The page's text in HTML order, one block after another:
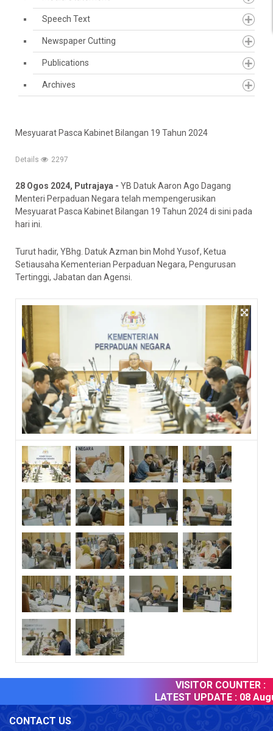
Speech Text
Newspaper Cutting
Publications
Archives
Mesyuarat Pasca Kabinet Bilangan 19 Tahun 2024
Details 2297
28 Ogos 2024, Putrajaya - YB Datuk Aaron Ago Dagang
Menteri Perpaduan Negara telah mempengerusikan
Mesyuarat Pasca Kabinet Bilangan 19 Tahun 2024 di sini pada
hari ini.
Turut hadir, YBhg. Datuk Azman bin Mohd Yusof, Ketua
Setiausaha Kementerian Perpaduan Negara, Pengurusan
Tertinggi, Jabatan dan Agensi.
VISITOR COUNTER :
LATEST UPDATE : 08
CONTACT US